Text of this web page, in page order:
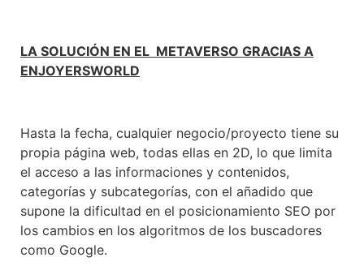
LA SOLUCIÓN EN EL METAVERSO GRACIAS A
ENJOYERSWORLD
Hasta la fecha, cualquier negocio/proyecto tiene su
propia página web, todas ellas en 2D, lo que limita
el acceso a las informaciones y contenidos,
categorías y subcategorías, con el añadido que
supone la dificultad en el posicionamiento SEO por
los cambios en los algoritmos de los buscadores
como Google.